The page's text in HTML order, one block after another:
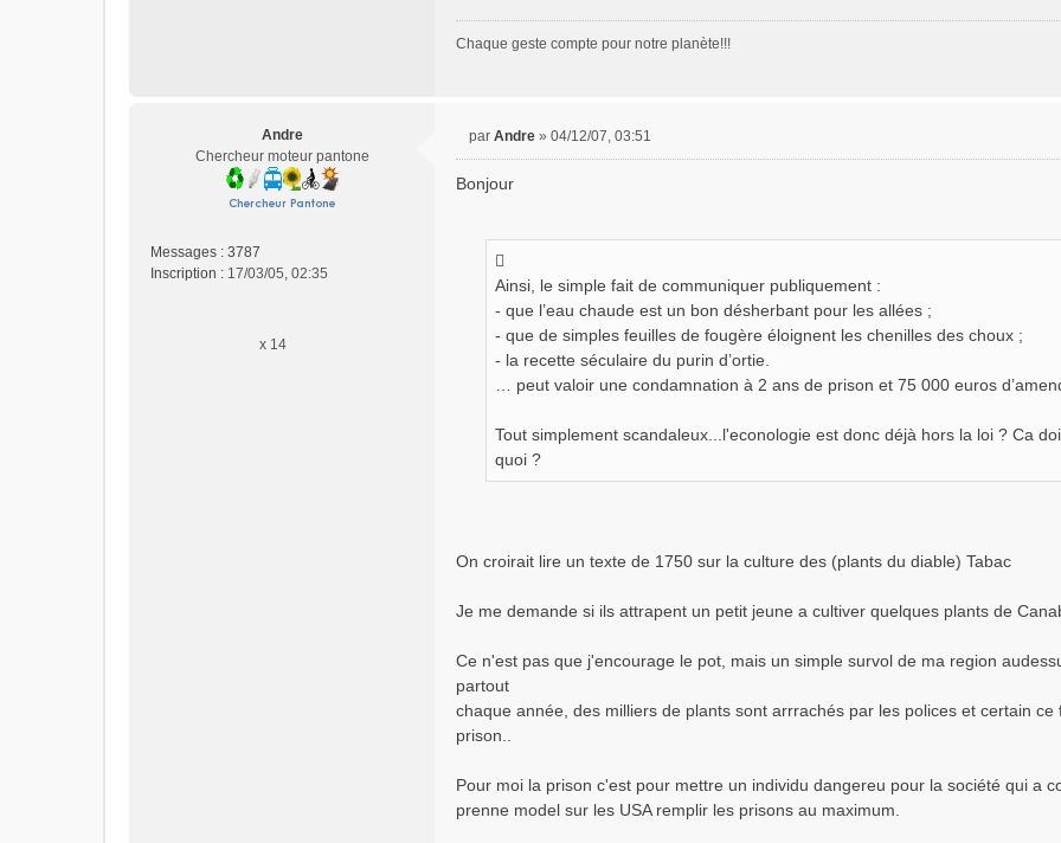
Chaque geste compte pour notre planète!!!
Andre
Chercheur moteur pantone
Messages : 3787
Inscription : 17/03/05, 02:35
x 14
s
par Andre » 04/12/07, 03:51
Bonjour
Ainsi, le simple fait de communiquer publiquement :
- que l’eau chaude est un bon désherbant pour les allées ;
- que de simples feuilles de fougère éloignent les chenilles des choux ;
- la recette séculaire du purin d’ortie.
… peut valoir une condamnation à 2 ans de prison et 75 000 euros
Tout simplement scandaleux...l'econologie est donc déjà hors la loi ? Ca
quoi ?
On croirait lire un texte de 1750 sur la culture des (plants du diable) Tabac
Je me demande si ils attrapent un petit jeune a cultiver quelques plants de
Ce n'est pas que j'encourage le pot, mais un simple survol de ma region
partout
chaque année, des milliers de plants sont arrrachés par les polices et certain
prison..
Pour moi la prison c'est pour mettre un individu dangereu pour la société qui a
prenne model sur les USA remplir les prisons au maximum.